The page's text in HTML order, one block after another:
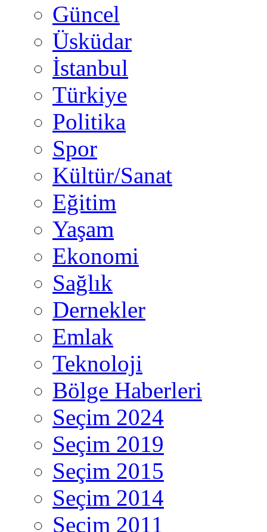
Güncel
Üsküdar
İstanbul
Türkiye
Politika
Spor
Kültür/Sanat
Eğitim
Yaşam
Ekonomi
Sağlık
Dernekler
Emlak
Teknoloji
Bölge Haberleri
Seçim 2024
Seçim 2019
Seçim 2015
Seçim 2014
Seçim 2011